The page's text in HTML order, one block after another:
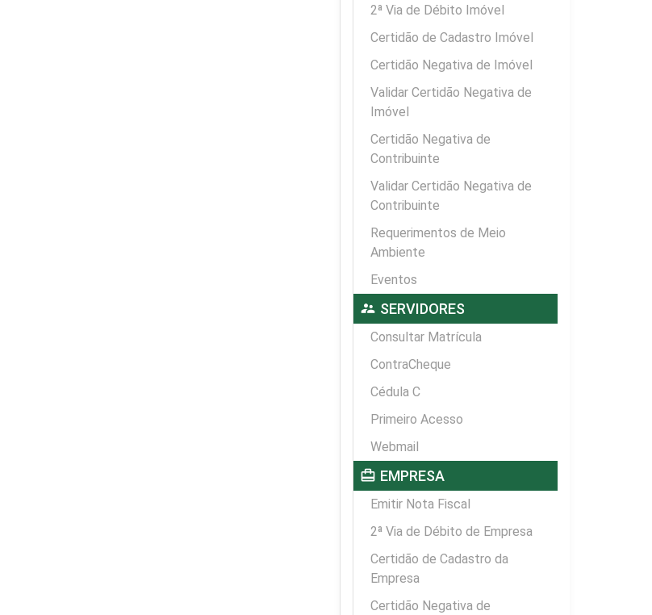
2ª Via de Débito Imóvel
Certidão de Cadastro Imóvel
Certidão Negativa de Imóvel
Validar Certidão Negativa de
Imóvel
Certidão Negativa de
Contribuinte
Validar Certidão Negativa de
Contribuinte
Requerimentos de Meio
Ambiente
Eventos
supervisor_account SERVIDORES
Consultar Matrícula
ContraCheque
Cédula C
Primeiro Acesso
Webmail
card_travel EMPRESA
Emitir Nota Fiscal
2ª Via de Débito de Empresa
Certidão de Cadastro da
Empresa
Certidão Negativa de